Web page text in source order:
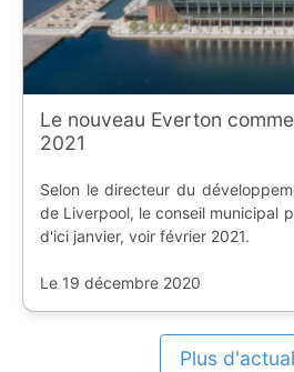
Le nouveau Everton
2021
Selon le directeur du
de Liverpool, le conseil municipal
d'ici janvier, voir février 2021.
Le 19 décembre 2020
Plus